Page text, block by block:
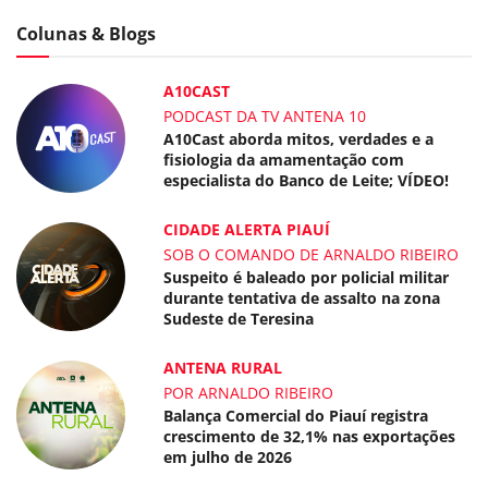
Colunas & Blogs
A10CAST
PODCAST DA TV ANTENA 10
A10Cast aborda mitos, verdades e a
fisiologia da amamentação com
especialista do Banco de Leite; VÍDEO!
CIDADE ALERTA PIAUÍ
SOB O COMANDO DE ARNALDO RIBEIRO
Suspeito é baleado por policial militar
durante tentativa de assalto na zona
Sudeste de Teresina
ANTENA RURAL
POR ARNALDO RIBEIRO
Balança Comercial do Piauí registra
crescimento de 32,1% nas exportações
em julho de 2026